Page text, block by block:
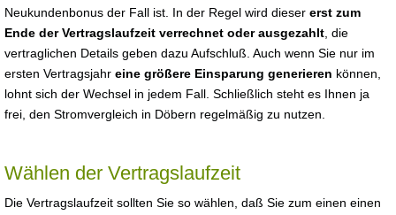
Neukundenbonus der Fall ist. In der Regel wird dieser erst zum
Ende der Vertragslaufzeit verrechnet oder ausgezahlt , die
vertraglichen Details geben dazu Aufschluß. Auch wenn Sie nur im
ersten Vertragsjahr eine größere Einsparung generieren können,
lohnt sich der Wechsel in jedem Fall. Schließlich steht es Ihnen ja
frei, den Stromvergleich in Döbern regelmäßig zu nutzen.
Wählen der Vertragslaufzeit
Die Vertragslaufzeit sollten Sie so wählen, daß Sie zum einen einen